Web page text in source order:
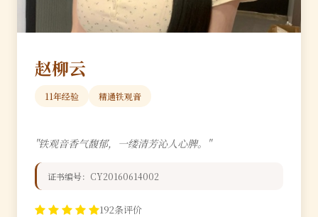
赵柳云
11年经验 精通铁观音
"铁观音香气馥郁，一缕清芳沁人心脾。"
证书编号：CY20160614002
192条评价